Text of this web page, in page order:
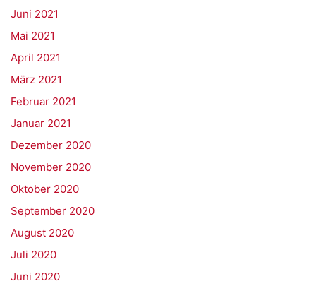
Juni 2021
Mai 2021
April 2021
März 2021
Februar 2021
Januar 2021
Dezember 2020
November 2020
Oktober 2020
September 2020
August 2020
Juli 2020
Juni 2020